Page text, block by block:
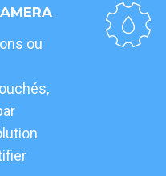
ou